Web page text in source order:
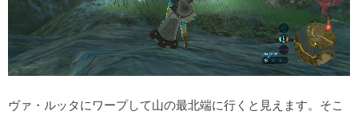
ヴァ・ルッタにワープして山の最北端に行くと見えます。そこ